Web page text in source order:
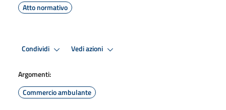
Atto normativo
Condividi Vedi azioni
Argomenti:
Commercio ambulante